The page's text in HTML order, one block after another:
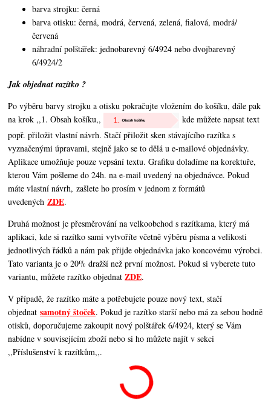
barva strojku: černá
barva otisku: černá, modrá, červená, zelená, fialová, modrá/
červená
náhradní polštářek: jednobarevný 6/4924 nebo dvojbarevný
6/4924/2
Jak objednat razítko ?
Po výběru barvy strojku a otisku pokračujte vložením do košíku, dále pak
na krok ,,1. Obsah košíku,,
kde můžete napsat text
popř. přiložit vlastní návrh. Stačí přiložit sken stávajícího razítka s
vyznačenými úpravami, stejně jako se to dělá u e-mailové objednávky.
Aplikace umožňuje pouze vepsání textu. Grafiku doladíme na korektuře,
kterou Vám pošleme do 24h. na e-mail uvedený na objednávce. Pokud
máte vlastní návrh, zašlete ho prosím v jednom z formátů
uvedenýchZDE.
Druhá možnost je přesměrování na velkoobchod s razítkama, který má
aplikaci, kde si razítko sami vytvoříte včetně výběru písma a velikosti
jednotlivých řádků a nám pak přijde objednávka jako koncovému výrobci.
Tato varianta je o 20% dražší než první možnost. Pokud si vyberete tuto
variantu, můžete razítko objednatZDE.
V případě, že razítko máte a potřebujete pouze nový text, stačí
objednatsamotný štoček. Pokud je razítko starší nebo má za sebou hodně
otisků, doporučujeme zakoupit nový polštářek 6/4924, který se Vám
nabídne v souvisejícím zboží nebo si ho můžete najít v sekci
,,Příslušenství k razítkům,,.